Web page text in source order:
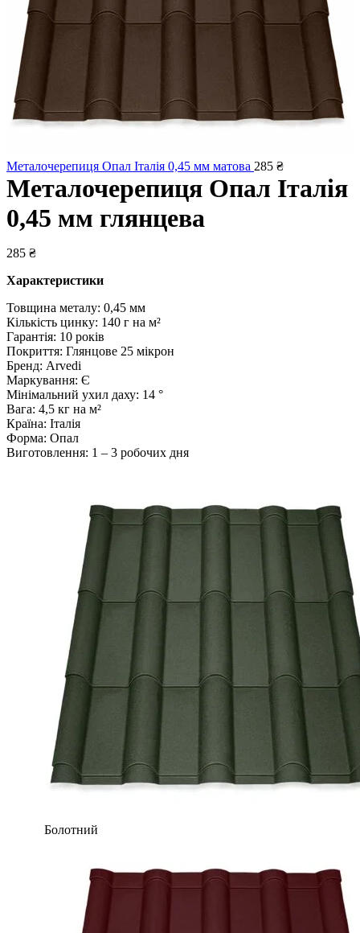
Металочерепиця Опал Італія 0,45 мм матова 285 ₴
Металочерепиця Опал Італія
0,45 мм глянцева
285 ₴
Характеристики
Товщина металу: 0,45 мм
Кількість цинку: 140 г на м²
Гарантія: 10 років
Покриття: Глянцове 25 мікрон
Бренд: Arvedi
Маркування: Є
Мінімальний ухил даху: 14 °
Вага: 4,5 кг на м²
Країна: Італія
Форма: Опал
Виготовлення: 1 – 3 робочих дня
Болотний